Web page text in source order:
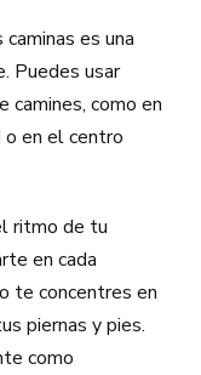
es una
Puedes usar
camines, como en
o en el centro
ritmo de tu
en cada
te concentres en
piernas y pies.
como